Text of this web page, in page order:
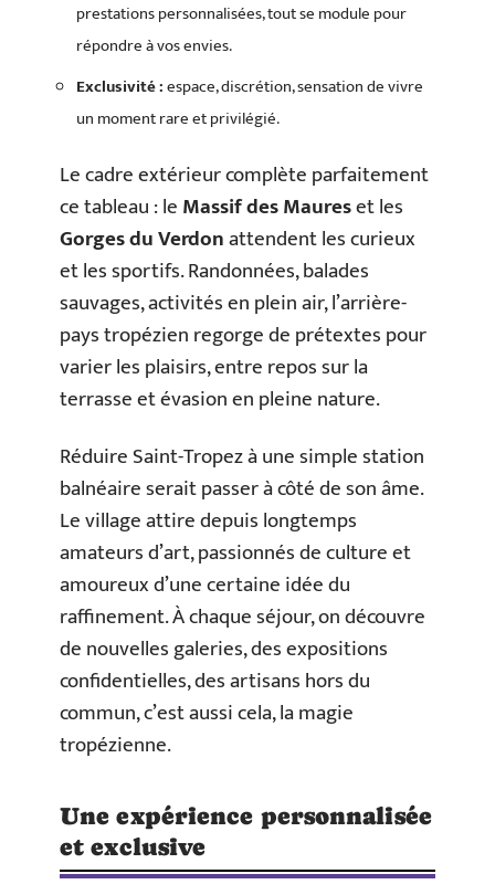
prestations personnalisées, tout se module pour
répondre à vos envies.
Exclusivité :espace, discrétion, sensation de vivre
un moment rare et privilégié.
Le cadre extérieur complète parfaitement
ce tableau : leMassif des Maureset les
Gorges du Verdonattendent les curieux
et les sportifs. Randonnées, balades
sauvages, activités en plein air, l’arrière-
pays tropézien regorge de prétextes pour
varier les plaisirs, entre repos sur la
terrasse et évasion en pleine nature.
Réduire Saint-Tropez à une simple station
balnéaire serait passer à côté de son âme.
Le village attire depuis longtemps
amateurs d’art, passionnés de culture et
amoureux d’une certaine idée du
raffinement. À chaque séjour, on découvre
de nouvelles galeries, des expositions
confidentielles, des artisans hors du
commun, c’est aussi cela, la magie
tropézienne.
Une expérience personnalisée
et exclusive